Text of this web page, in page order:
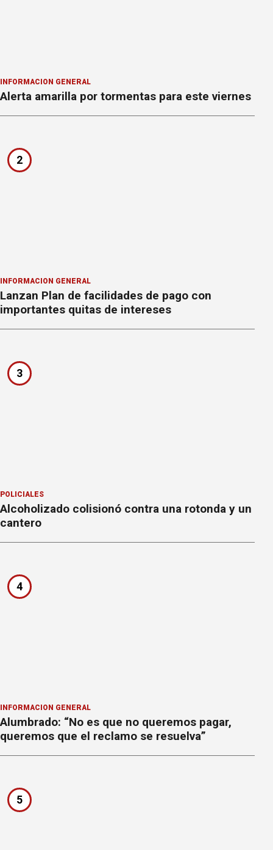
INFORMACION GENERAL
Alerta amarilla por tormentas para este viernes
2
INFORMACION GENERAL
Lanzan Plan de facilidades de pago con
importantes quitas de intereses
3
POLICIALES
Alcoholizado colisionó contra una rotonda y un
cantero
4
INFORMACION GENERAL
Alumbrado: “No es que no queremos pagar,
queremos que el reclamo se resuelva”
5